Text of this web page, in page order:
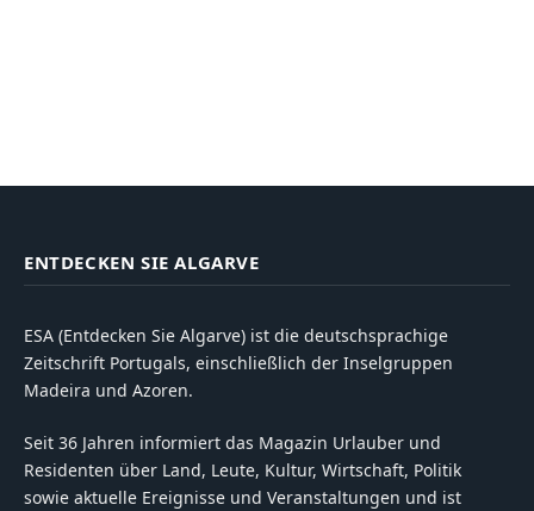
ENTDECKEN SIE ALGARVE
ESA (Entdecken Sie Algarve) ist die deutschsprachige
Zeitschrift Portugals, einschließlich der Inselgruppen
Madeira und Azoren.
Seit 36 Jahren informiert das Magazin Urlauber und
Residenten über Land, Leute, Kultur, Wirtschaft, Politik
sowie aktuelle Ereignisse und Veranstaltungen und ist